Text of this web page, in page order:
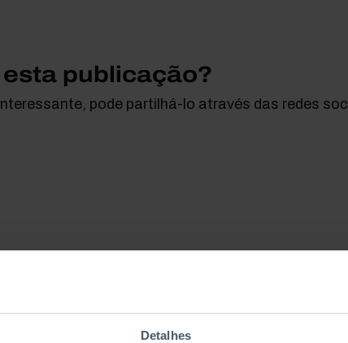
Detalhes
publicação?
pode partilhá-lo através das redes